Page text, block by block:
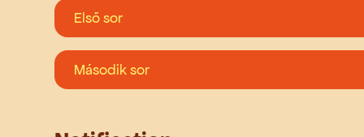
Első sor
Második sor